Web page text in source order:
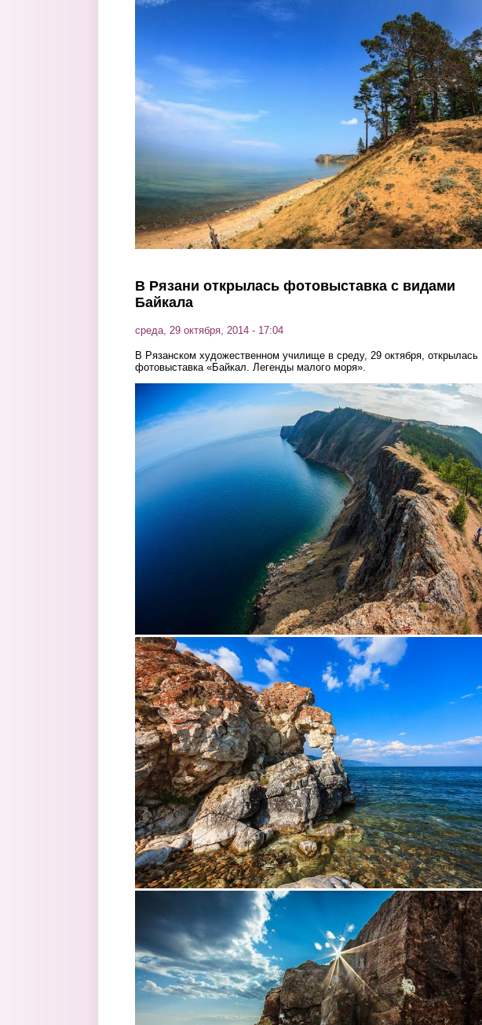
Перейти к основному содержанию
В Рязани открылась фотовыставка с видами
Байкала
среда, 29 октября, 2014 - 17:04
В Рязанском художественном училище в среду, 29 октября, открылась
фотовыставка «Байкал. Легенды малого моря».
2.jpg
3.jpg